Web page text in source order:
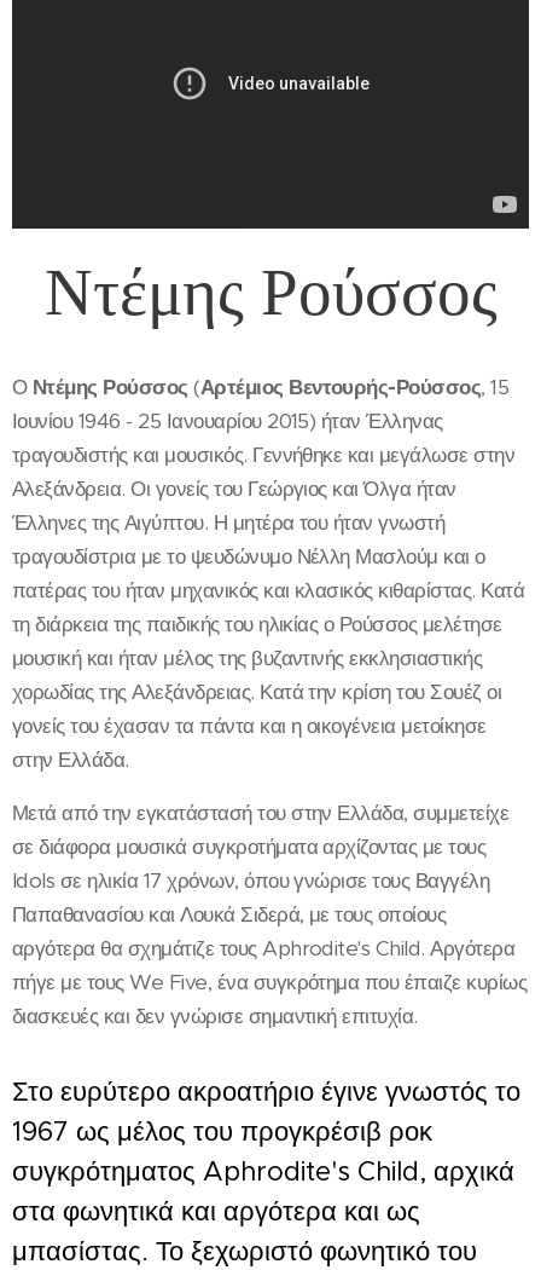
Ντέμης Ρούσσος
Ο Ντέμης Ρούσσος (Αρτέμιος Βεντουρής-Ρούσσος, 15
Ιουνίου 1946 - 25 Ιανουαρίου 2015) ήταν Έλληνας
τραγουδιστής και μουσικός. Γεννήθηκε και μεγάλωσε στην
Αλεξάνδρεια. Οι γονείς του Γεώργιος και Όλγα ήταν
Έλληνες της Αιγύπτου. Η μητέρα του ήταν γνωστή
τραγουδίστρια με το ψευδώνυμο Νέλλη Μασλούμ και ο
πατέρας του ήταν μηχανικός και κλασικός κιθαρίστας. Κατά
τη διάρκεια της παιδικής του ηλικίας ο Ρούσσος μελέτησε
μουσική και ήταν μέλος της βυζαντινής εκκλησιαστικής
χορωδίας της Αλεξάνδρειας. Κατά την κρίση του Σουέζ οι
γονείς του έχασαν τα πάντα και η οικογένεια μετοίκησε
στην Ελλάδα.
Μετά από την εγκατάστασή του στην Ελλάδα, συμμετείχε
σε διάφορα μουσικά συγκροτήματα αρχίζοντας με τους
Idols σε ηλικία 17 χρόνων, όπου γνώρισε τους Βαγγέλη
Παπαθανασίου και Λουκά Σιδερά, με τους οποίους
αργότερα θα σχημάτιζε τους Aphrodite's Child. Αργότερα
πήγε με τους We Five, ένα συγκρότημα που έπαιζε κυρίως
διασκευές και δεν γνώρισε σημαντική επιτυχία.
Στο ευρύτερο ακροατήριο έγινε γνωστός το
1967 ως μέλος του προγκρέσιβ ροκ
συγκρότηματος Aphrodite's Child, αρχικά
στα φωνητικά και αργότερα και ως
μπασίστας. Το ξεχωριστό φωνητικό του